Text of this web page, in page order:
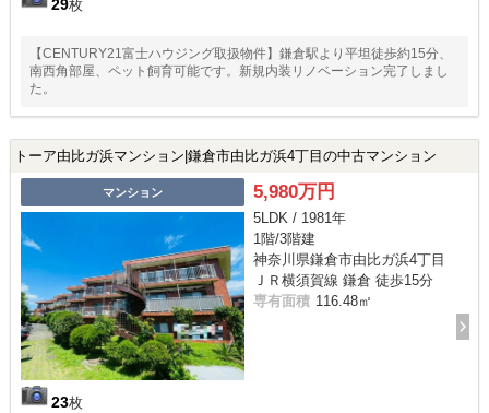
29枚
【CENTURY21富士ハウジング取扱物件】鎌倉駅より平坦徒歩約15分、
南西角部屋、ペット飼育可能です。新規内装リノベーション完了しまし
た。
トーア由比ガ浜マンション|鎌倉市由比ガ浜4丁目の中古マンション
マンション
23枚
5,980万円
5LDK / 1981年
1階/3階建
神奈川県鎌倉市由比ガ浜4丁目
ＪＲ横須賀線 鎌倉 徒歩15分
専有面積 116.48㎡